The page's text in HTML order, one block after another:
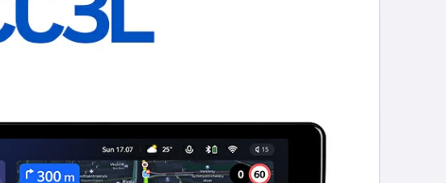
Continut Pachet
0755249824152